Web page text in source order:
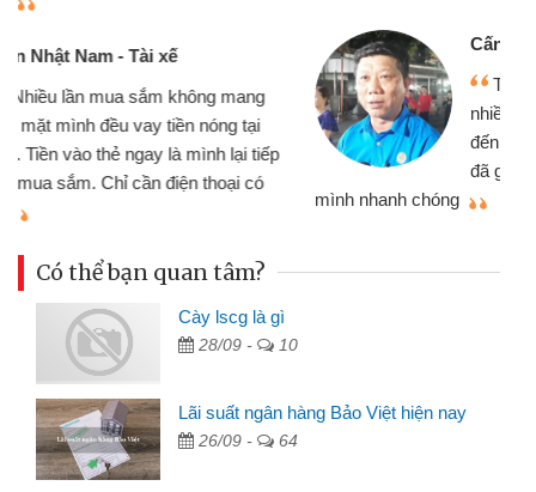
Cấn Văn Lực - Tạp hóa
Tôi kinh doanh buôn bán nhỏ lẻ
nhiều lúc cần vốn nhập hàng, nhờ biết
đến website qua bạn bè giới thiệu tôi
đã giải quyết được công việc của
Có thể bạn quan tâm?
Cày lscg là gì
28/09 - 10
Lãi suất ngân hàng Bảo Việt hiện nay
26/09 - 64